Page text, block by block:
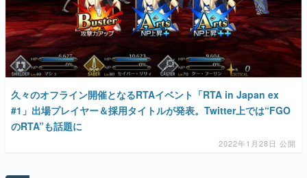
久々のオフライン開催となるRTAイベント「RTA in Japan ex
#1」出場プレイヤー＆採用タイトルが発表。Twitter上では“FGO
のRTA”も話題に
2022年1月28日 公開